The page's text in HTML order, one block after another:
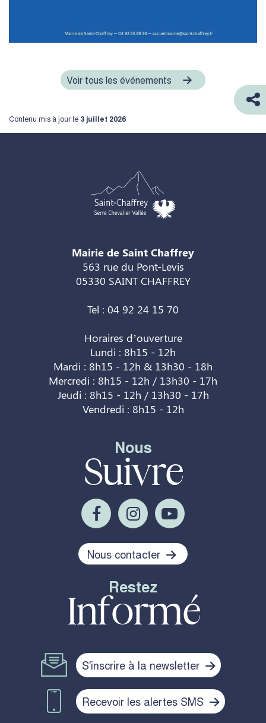
Voir tous les événements
Contenu mis à jour le 3 juillet 2026
Mairie de Saint Chaffrey
563 rue du Pont-Levis
05330 SAINT CHAFFREY
Tel : 04 92 24 15 70
Horaires d’ouverture
Lundi : 8h15 - 12h
Mardi : 8h15 - 12h & 13h30 - 18h
Mercredi : 8h15 - 12h / 13h30 - 17h
Jeudi : 8h15 - 12h / 13h30 - 17h
Vendredi : 8h15 - 12h
Nous
Suivre
Nous contacter
Restez
Informé
S'inscrire à la newsletter
Recevoir les alertes SMS